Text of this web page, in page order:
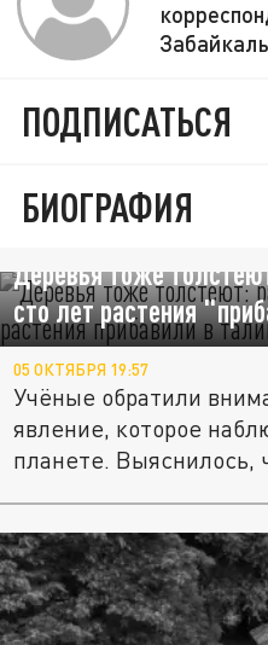
ПОДПИСАТЬСЯ
БИОГРАФИЯ
Деревья тоже
сто лет растения
05 ОКТЯБРЯ 19:57
Учёные обратили
явление, которое
планете. Выяснилось,